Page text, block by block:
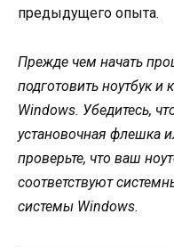
предыдущего опыта.
Прежде чем начать
подготовить ноутбук и
Windows. Убедитесь,
установочная флешка
проверьте, что ваш
соответствуют
системы Windows.